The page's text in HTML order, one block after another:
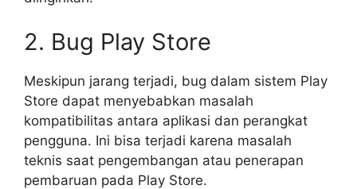
2. Bug Play Store
Meskipun jarang terjadi, bug dalam sistem Play
Store dapat menyebabkan masalah
kompatibilitas antara aplikasi dan perangkat
pengguna. Ini bisa terjadi karena masalah
teknis saat pengembangan atau penerapan
pembaruan pada Play Store.